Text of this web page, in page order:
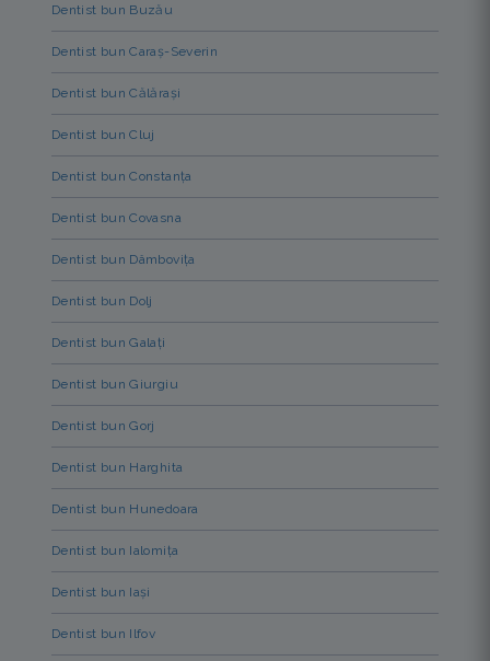
Dentist bun Buzău
Dentist bun Caraș-Severin
Dentist bun Călărași
Dentist bun Cluj
Dentist bun Constanța
Dentist bun Covasna
Dentist bun Dâmbovița
Dentist bun Dolj
Dentist bun Galați
Dentist bun Giurgiu
Dentist bun Gorj
Dentist bun Harghita
Dentist bun Hunedoara
Dentist bun Ialomița
Dentist bun Iași
Dentist bun Ilfov